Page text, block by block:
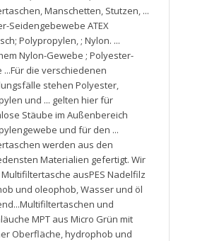
,Manschetten, Stutzen, ...
Seidengebewebe ATEX
Polypropylen, ; Nylon. ...
Nylon-Gewebe ; Polyester-
...Für die verschiedenen
stehen Polyester,
und ... gelten hier für
Stäube im Außenbereich
und für den ...
werden aus den
Materialien gefertigt. Wir
ausPES Nadelfilz
und oleophob,Wasser und öl
und
MPT aus Micro Grün mit
Oberfläche,hydrophob und